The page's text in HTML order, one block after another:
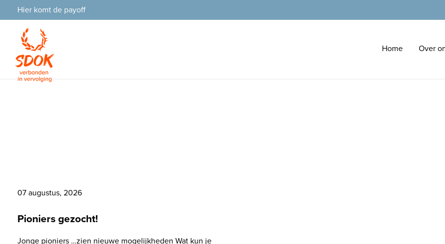
Hier komt de payoff
Home Over
07 augustus, 2026
Pioniers gezocht!
Jonge pioniers …zien nieuwe mogelijkheden Wat kun je